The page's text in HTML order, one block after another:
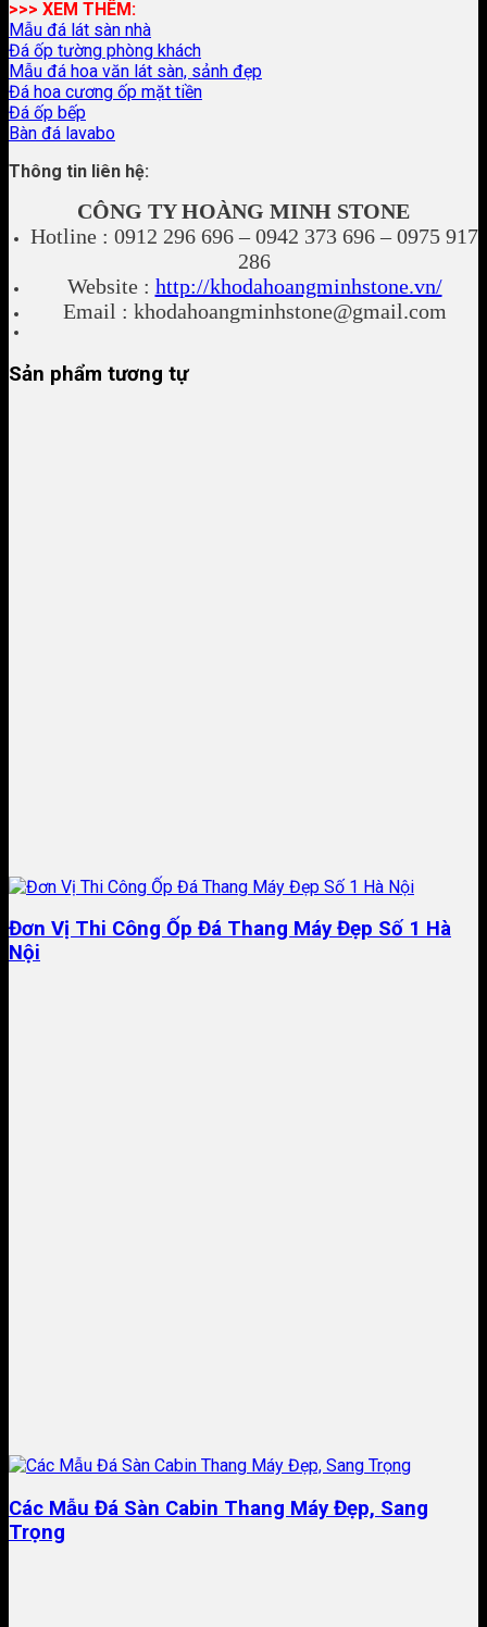
>>> XEM THÊM:
Mẫu đá lát sàn nhà
Đá ốp tường phòng khách
Mẫu đá hoa văn lát sàn, sảnh đẹp
Đá hoa cương ốp mặt tiền
Đá ốp bếp
Bàn đá lavabo
Thông tin liên hệ:
CÔNG TY HOÀNG MINH STONE
Hotline : 0912 296 696 – 0942 373 696 – 0975 917
286
Website : http://khodahoangminhstone.vn/
Email : khodahoangminhstone@gmail.com
Sản phẩm tương tự
Đơn Vị Thi Công Ốp Đá Thang Máy Đẹp Số 1 Hà
Nội
Các Mẫu Đá Sàn Cabin Thang Máy Đẹp, Sang
Trọng